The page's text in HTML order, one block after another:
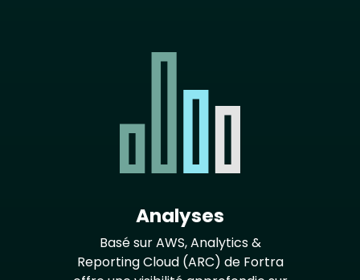
Analyses
Basé sur AWS, Analytics &
Reporting Cloud (ARC) de Fortra